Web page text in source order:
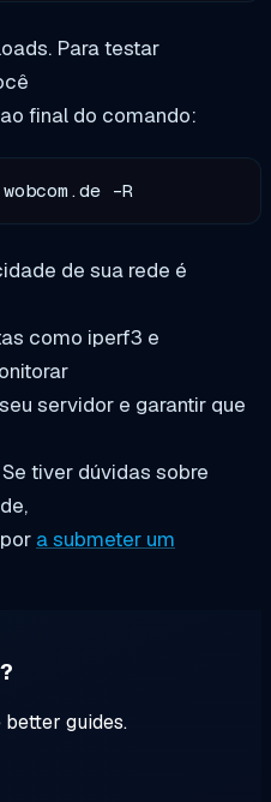
Para testar
final do comando:
-R
de sua rede é
como iperf3 e
servidor e garantir que
tiver dúvidas sobre
a submeter um
guides.